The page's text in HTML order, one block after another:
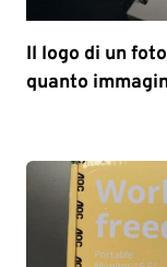
Il logo di un
quanto